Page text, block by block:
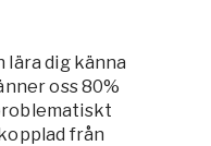
lära dig känna
oss 80%
från